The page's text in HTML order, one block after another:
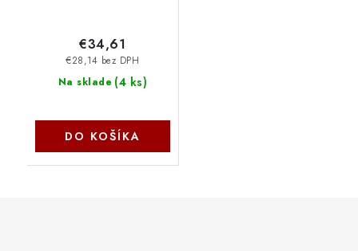
Na sklade (4 ks)
€28,14 bez DPH
€34,61
DO KOŠÍKA